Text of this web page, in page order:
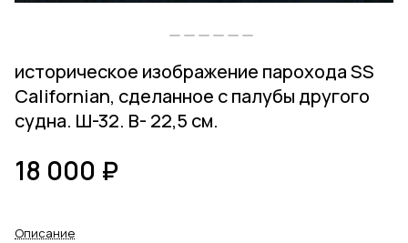
историческое изображение парохода SS
Californian, сделанное с палубы другого
судна. Ш-32. В- 22,5 см.
18 000 ₽
Описание